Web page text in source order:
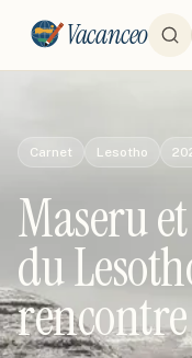
Vacanceo
Carnet Lesotho
Maseru
du